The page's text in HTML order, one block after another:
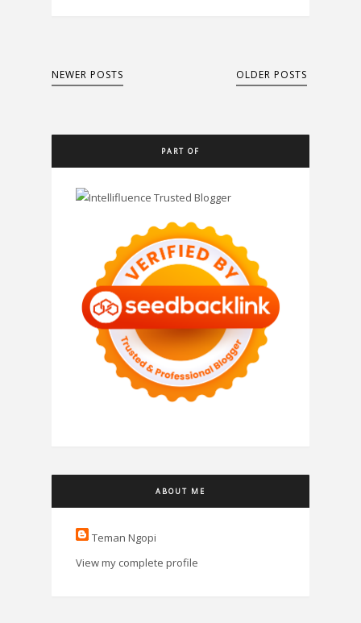
NEWER POSTS OLDER POSTS
PART OF
ABOUT ME
Teman Ngopi
View my complete profile